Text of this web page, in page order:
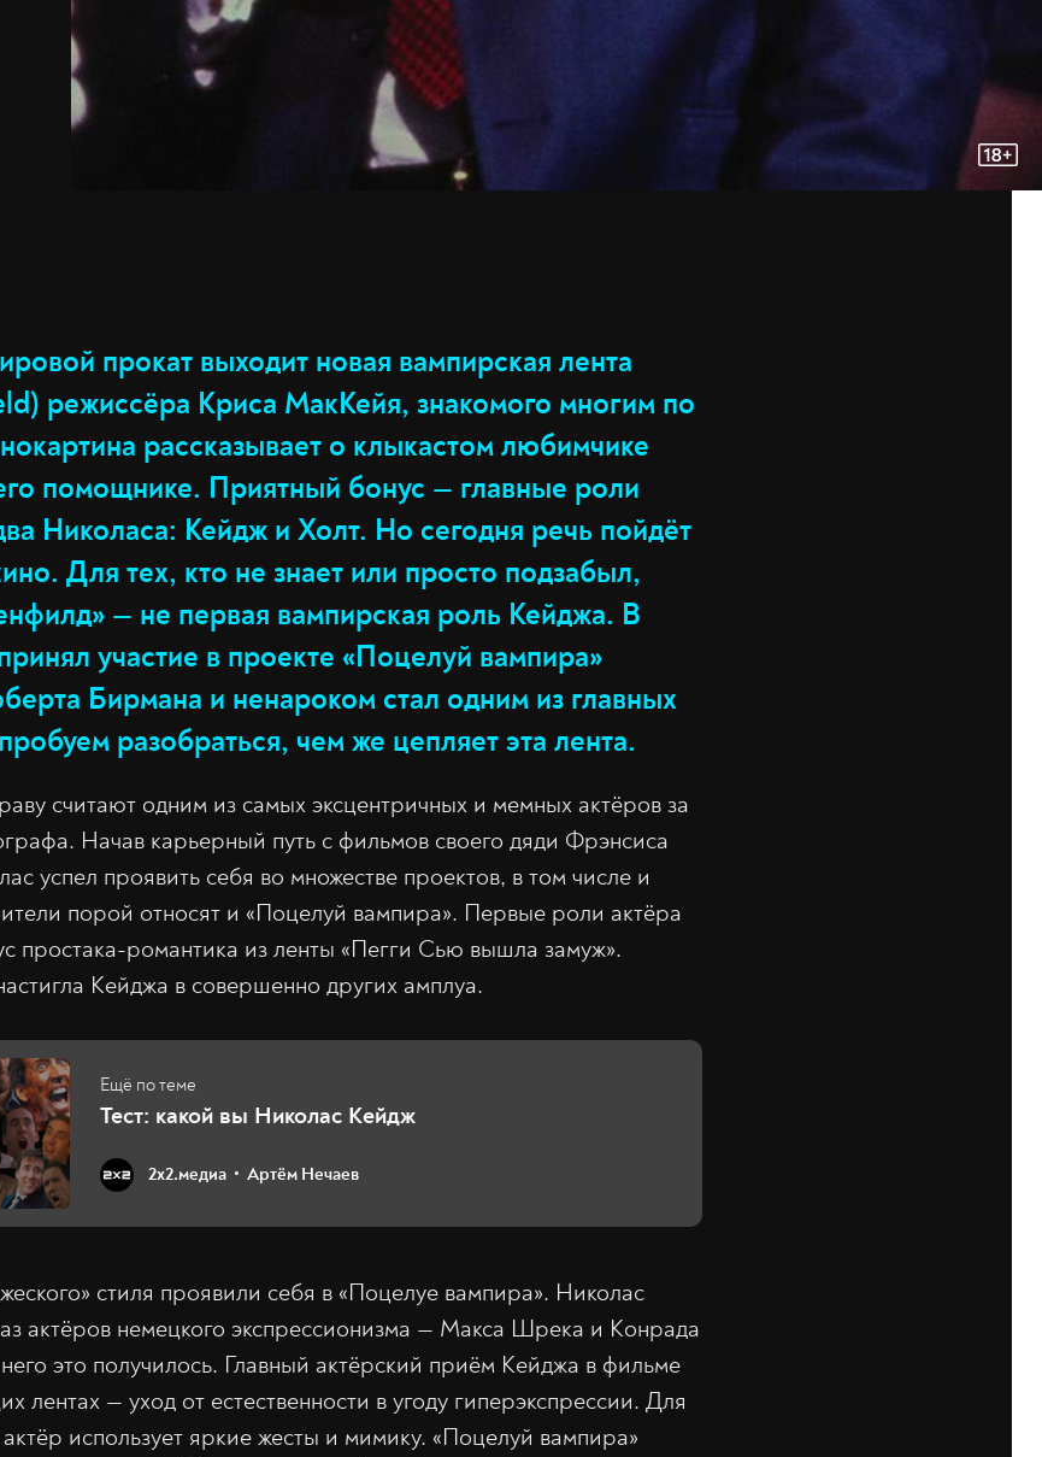
прокат выходит новая вампирская лента
режиссёра Криса МакКейя, знакомого многим по
рассказывает о клыкастом любимчике
помощнике. Приятный бонус — главные роли
Николаса: Кейдж и Холт. Но сегодня речь пойдёт
Для тех, кто не знает или просто подзабыл,
— не первая вампирская роль Кейджа. В
участие в проекте «Поцелуй вампира»
Бирмана и ненароком стал одним из главных
разобраться, чем же цепляет эта лента.
считают одним из самых эксцентричных и мемных актёров за
Начав карьерный путь с фильмов своего дяди Фрэнсиса
успел проявить себя во множестве проектов, в том числе и
порой относят и «Поцелуй вампира». Первые роли актёра
простака-романтика из ленты «Пегги Сью вышла замуж».
Кейджа в совершенно других амплуа.
Тест: какой вы Николас Кейдж
2х2.медиа Артём Нечаев
стиля проявили себя в «Поцелуе вампира». Николас
актёров немецкого экспрессионизма — Макса Шрека и Конрада
это получилось. Главный актёрский приём Кейджа в фильме
лентах — уход от естественности в угоду гиперэкспрессии. Для
использует яркие жесты и мимику. «Поцелуй вампира»